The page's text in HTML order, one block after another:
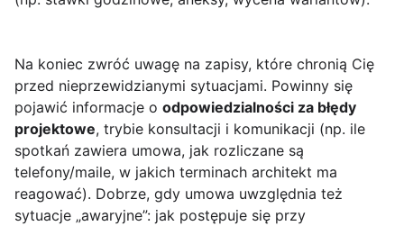
Na koniec zwróć uwagę na zapisy, które chronią Cię
przed nieprzewidzianymi sytuacjami. Powinny się
pojawić informacje o odpowiedzialności za błędy
projektowe, trybie konsultacji i komunikacji (np. ile
spotkań zawiera umowa, jak rozliczane są
telefony/maile, w jakich terminach architekt ma
reagować). Dobrze, gdy umowa uwzględnia też
sytuacje „awaryjne”: jak postępuje się przy